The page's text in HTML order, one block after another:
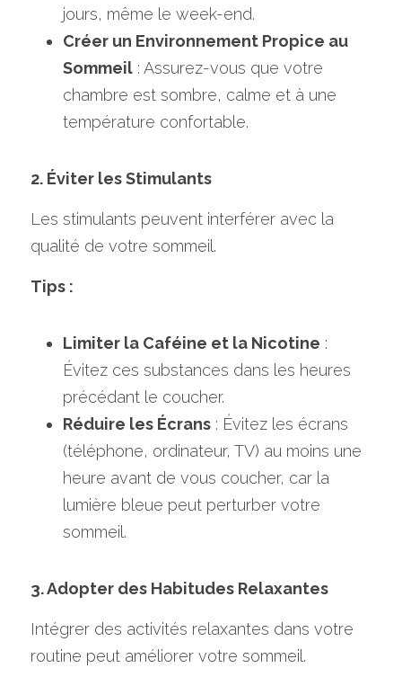
jours, même le week-end.
Créer un Environnement Propice au
Sommeil : Assurez-vous que votre
chambre est sombre, calme et à une
température confortable.
2. Éviter les Stimulants
Les stimulants peuvent interférer avec la
qualité de votre sommeil.
Tips :
Limiter la Caféine et la Nicotine :
Évitez ces substances dans les heures
précédant le coucher.
Réduire les Écrans : Évitez les écrans
(téléphone, ordinateur, TV) au moins une
heure avant de vous coucher, car la
lumière bleue peut perturber votre
sommeil.
3. Adopter des Habitudes Relaxantes
Intégrer des activités relaxantes dans votre
routine peut améliorer votre sommeil.